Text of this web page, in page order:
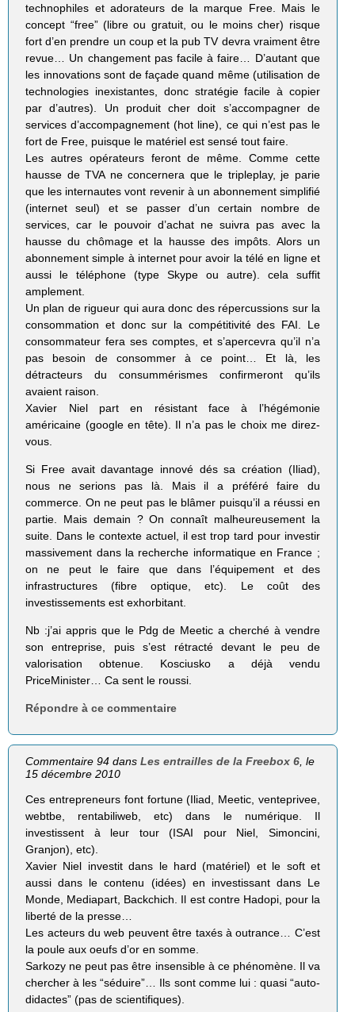
technophiles et adorateurs de la marque Free. Mais le
concept “free” (libre ou gratuit, ou le moins cher) risque
fort d’en prendre un coup et la pub TV devra vraiment être
revue… Un changement pas facile à faire… D’autant que
les innovations sont de façade quand même (utilisation de
technologies inexistantes, donc stratégie facile à copier
par d’autres). Un produit cher doit s’accompagner de
services d’accompagnement (hot line), ce qui n’est pas le
fort de Free, puisque le matériel est sensé tout faire.
Les autres opérateurs feront de même. Comme cette
hausse de TVA ne concernera que le tripleplay, je parie
que les internautes vont revenir à un abonnement simplifié
(internet seul) et se passer d’un certain nombre de
services, car le pouvoir d’achat ne suivra pas avec la
hausse du chômage et la hausse des impôts. Alors un
abonnement simple à internet pour avoir la télé en ligne et
aussi le téléphone (type Skype ou autre). cela suffit
amplement.
Un plan de rigueur qui aura donc des répercussions sur la
consommation et donc sur la compétitivité des FAI. Le
consommateur fera ses comptes, et s’apercevra qu’il n’a
pas besoin de consommer à ce point… Et là, les
détracteurs du consummérismes confirmeront qu’ils
avaient raison.
Xavier Niel part en résistant face à l’hégémonie
américaine (google en tête). Il n’a pas le choix me direz-
vous.
Si Free avait davantage innové dés sa création (Iliad),
nous ne serions pas là. Mais il a préféré faire du
commerce. On ne peut pas le blâmer puisqu’il a réussi en
partie. Mais demain ? On connaît malheureusement la
suite. Dans le contexte actuel, il est trop tard pour investir
massivement dans la recherche informatique en France ;
on ne peut le faire que dans l’équipement et des
infrastructures (fibre optique, etc). Le coût des
investissements est exhorbitant.
Nb :j’ai appris que le Pdg de Meetic a cherché à vendre
son entreprise, puis s’est rétracté devant le peu de
valorisation obtenue. Kosciusko a déjà vendu
PriceMinister… Ca sent le roussi.
Répondre à ce commentaire
Commentaire 94 dansLes entrailles de la Freebox 6 , le
15 décembre 2010
Ces entrepreneurs font fortune (Iliad, Meetic, venteprivee,
webtbe, rentabiliweb, etc) dans le numérique. Il
investissent à leur tour (ISAI pour Niel, Simoncini,
Granjon), etc).
Xavier Niel investit dans le hard (matériel) et le soft et
aussi dans le contenu (idées) en investissant dans Le
Monde, Mediapart, Backchich. Il est contre Hadopi, pour la
liberté de la presse…
Les acteurs du web peuvent être taxés à outrance… C’est
la poule aux oeufs d’or en somme.
Sarkozy ne peut pas être insensible à ce phénomène. Il va
chercher à les “séduire”… Ils sont comme lui : quasi “auto-
didactes” (pas de scientifiques).